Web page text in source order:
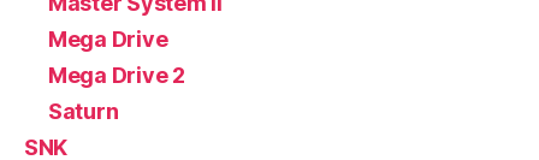
Mega Drive
Mega Drive 2
Saturn
SNK